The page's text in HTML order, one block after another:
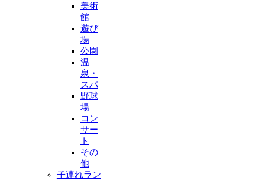
美術
館
遊び
場
公園
温
泉・
スパ
野球
場
コン
サー
ト
その
他
子連れラン